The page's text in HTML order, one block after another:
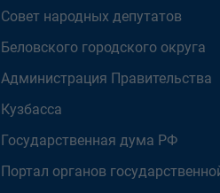
Совет народных депутатов
Беловского городского округа
Администрация Правительства
Кузбасса
Государственная дума РФ
Портал органов